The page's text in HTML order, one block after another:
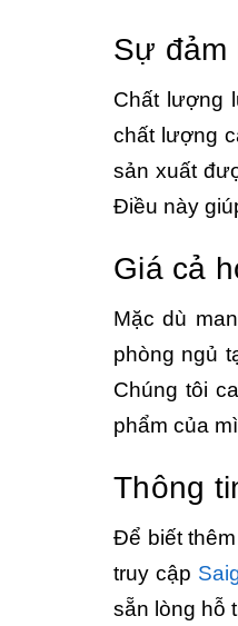
Sự đảm
Chất lượng
chất lượng
sản xuất
Điều này
Giá cả
Mặc dù
phòng ngủ
Chúng tôi
phẩm của
Thông
Để biết
truy cập
sẵn lòng hỗ